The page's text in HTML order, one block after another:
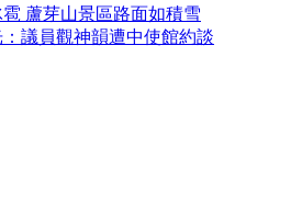
蘆芽山景區路面如積雪
議員觀神韻遭中使館約談